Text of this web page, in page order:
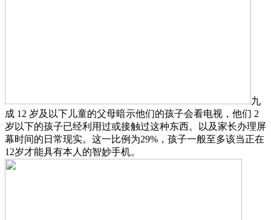
九
成 12 岁及以下儿童的父母暗示他们的孩子会看电视，他们 2
岁以下的孩子已经利用过或接触过这种东西。以及家长办理屏
幕时间的日常现实。这一比例为29%，孩子一般至多该当正在
12岁才能具有本人的智妙手机。